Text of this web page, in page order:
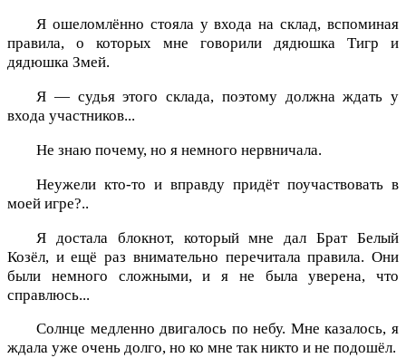
Я ошеломлённо стояла у входа на склад, вспоминая
правила, о которых мне говорили дядюшка Тигр и
дядюшка Змей.
Я — судья этого склада, поэтому должна ждать у
входа участников...
Не знаю почему, но я немного нервничала.
Неужели кто-то и вправду придёт поучаствовать в
моей игре?..
Я достала блокнот, который мне дал Брат Белый
Козёл, и ещё раз внимательно перечитала правила. Они
были немного сложными, и я не была уверена, что
справлюсь...
Солнце медленно двигалось по небу. Мне казалось, я
ждала уже очень долго, но ко мне так никто и не подошёл.